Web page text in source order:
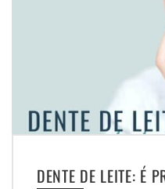
DENTE DE LEITE: É